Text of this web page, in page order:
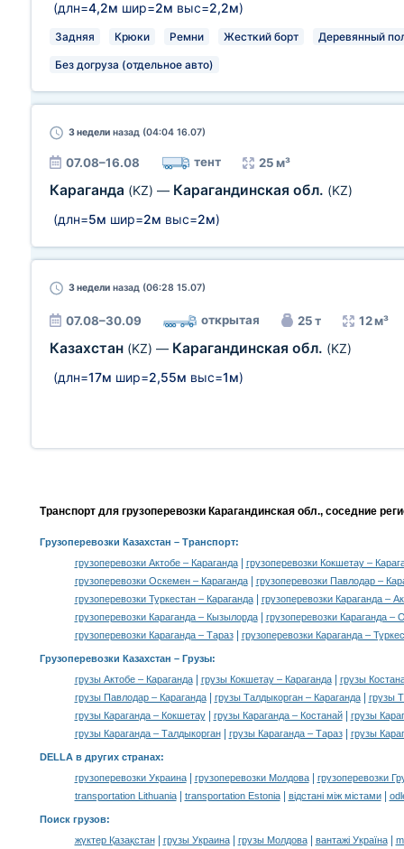
(длн=4,2м шир=2м выс=2,2м)
Задняя Крюки Ремни Жесткий борт Деревянный
Без догруза (отдельное авто)
3 недели назад (04:04 16.07)
07.08–16.08 тент 25 м³
Караганда (KZ) — Карагандинская обл. (KZ)
(длн=5м шир=2м выс=2м)
3 недели назад (06:28 15.07)
07.08–30.09 открытая 25 т 12 м³
Казахстан (KZ) — Карагандинская обл. (KZ)
(длн=17м шир=2,55м выс=1м)
Транспорт для грузоперевозки Карагандинская обл., соседние
Грузоперевозки Казахстан – Транспорт:
грузоперевозки Актобе – Караганда|
грузоперевозки Кокшетау –
грузоперевозки Оскемен – Караганда|
грузоперевозки Павлодар –
грузоперевозки Туркестан – Караганда|
грузоперевозки Караганда –
грузоперевозки Караганда – Кызылорда|
грузоперевозки Караганда –
грузоперевозки Караганда – Тараз| грузоперевозки Караганда –
Грузоперевозки Казахстан – Грузы:
грузы Актобе – Караганда| грузы Кокшетау – Караганда|
грузы
грузы Павлодар – Караганда| грузы Талдыкорган – Караганда|
грузы
грузы Караганда – Кокшетау| грузы Караганда – Костанай|
грузы
грузы Караганда – Талдыкорган| грузы Караганда – Тараз| грузы
DELLA в других странах:
грузоперевозки Украина| грузоперевозки Молдова|
грузоперевозки
transportation Lithuania| transportation Estonia| відстані між містами|
Поиск грузов:
жүктер Қазақстан| грузы Украина| грузы Молдова| вантажі Україна|